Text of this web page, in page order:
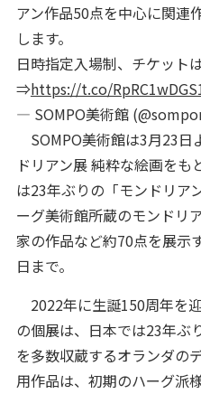
アン作品50点を中心に関連
します。
日時指定入場制、チケット
⇒https://t.co/
— SOMPO美術館
SOMPO美術館は3月23日
ドリアン展 純粋な絵画を
は23年ぶりの「モンドリア
ーグ美術館所蔵のモンドリ
家の作品など約70点を展示
日まで。
2022年に生誕150周年を
の個展は、日本では23年ぶ
を多数収蔵するオランダの
用作品は、初期のハーグ派